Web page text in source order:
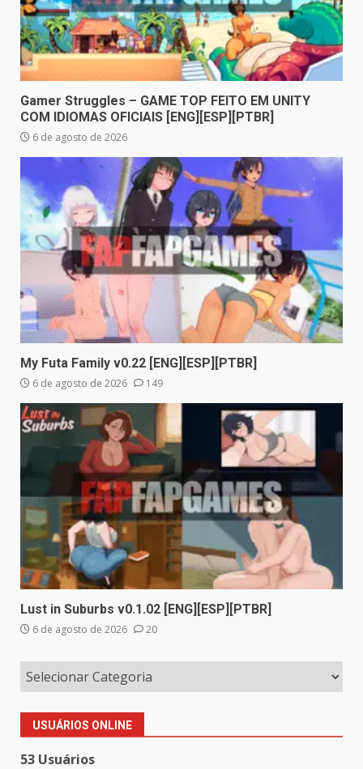
Gamer Struggles – GAME TOP FEITO EM UNITY
COM IDIOMAS OFICIAIS [ENG][ESP][PTBR]
6 de agosto de 2026
My Futa Family v0.22 [ENG][ESP][PTBR]
6 de agosto de 2026 149
Lust in Suburbs v0.1.02 [ENG][ESP][PTBR]
6 de agosto de 2026 20
USUÁRIOS ONLINE
53 Usuários